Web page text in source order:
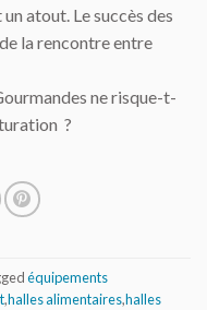
atout. Le succès des
la rencontre entre
ne risque-t-
?
équipements
,halles alimentaires,halles